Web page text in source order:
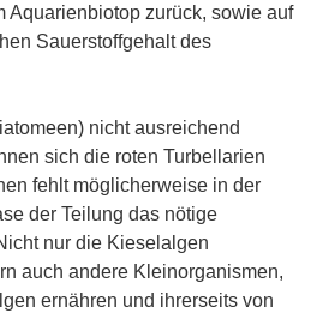
Aquarienbiotop zurück, sowie auf
Sauerstoffgehalt des
nicht ausreichend
sich die roten Turbellarien
fehlt möglicherweise in der
der Teilung das nötige
nur die Kieselalgen
auch andere Kleinorganismen,
ernähren und ihrerseits von